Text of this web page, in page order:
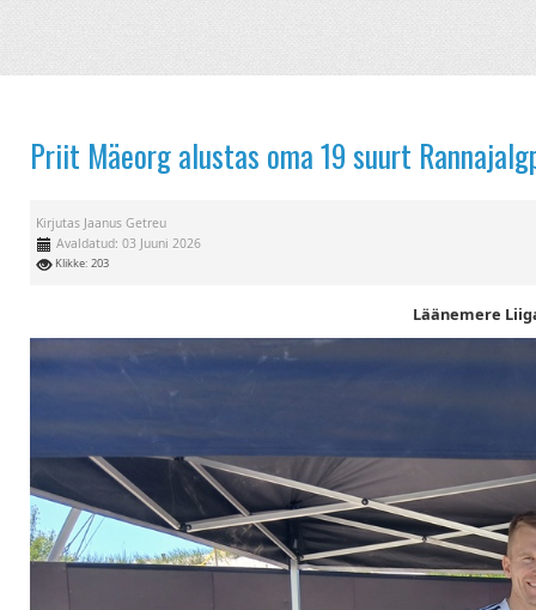
Priit Mäeorg alustas oma 19 suurt
Kirjutas Jaanus Getreu
Avaldatud: 03 Juuni 2026
Klikke: 203
Läänemere